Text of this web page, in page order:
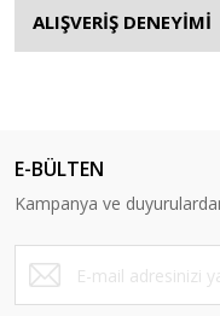
ALIŞVERİŞ DENEYİMİ
E-BÜLTEN
Kampanya ve